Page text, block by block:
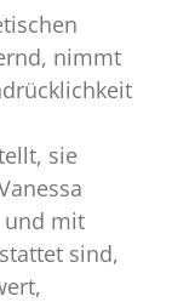
nimmt
sie
und mit
sind,